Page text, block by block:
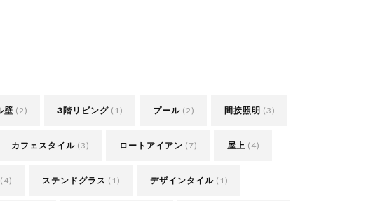
壁 (2) 3階リビング(1) プール(2) 間接照明 (3)
カフェスタイル (3) ロートアイアン (7) 屋上 (4)
(4) ステンドグラス (1) デザインタイル(1)